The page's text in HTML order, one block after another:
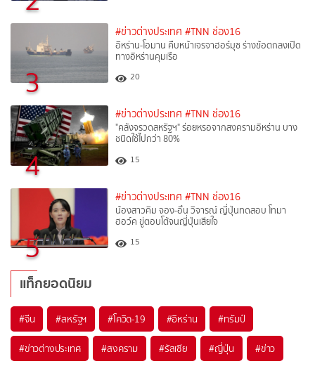
3
#ข่าวต่างประเทศ #TNN ช่อง16
อิหร่าน-โอมาน คืบหน้าเจรจาฮอร์มุซ ร่างข้อตกลงเปิด
ทางอิหร่านคุมเรือ
20
4
#ข่าวต่างประเทศ #TNN ช่อง16
"คลังจรวดสหรัฐฯ" ร่อยหรอจากสงครามอิหร่าน บาง
ชนิดใช้ไปกว่า 80%
15
5
#ข่าวต่างประเทศ #TNN ช่อง16
น้องสาวคิม จอง-อึน วิจารณ์ ญี่ปุ่นทดสอบ โทมา
ฮอว์ค ขู่ตอบโต้จนญี่ปุ่นเสียใจ
15
แท็กยอดนิยม
#จีน #สหรัฐฯ #โควิด-19 #อิหร่าน #ทรัมป์
#ข่าวต่างประเทศ #สงคราม #รัสเซีย #ญี่ปุ่น #ข่าว